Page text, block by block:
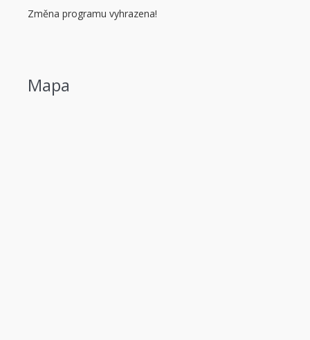
Změna programu vyhrazena!
Mapa